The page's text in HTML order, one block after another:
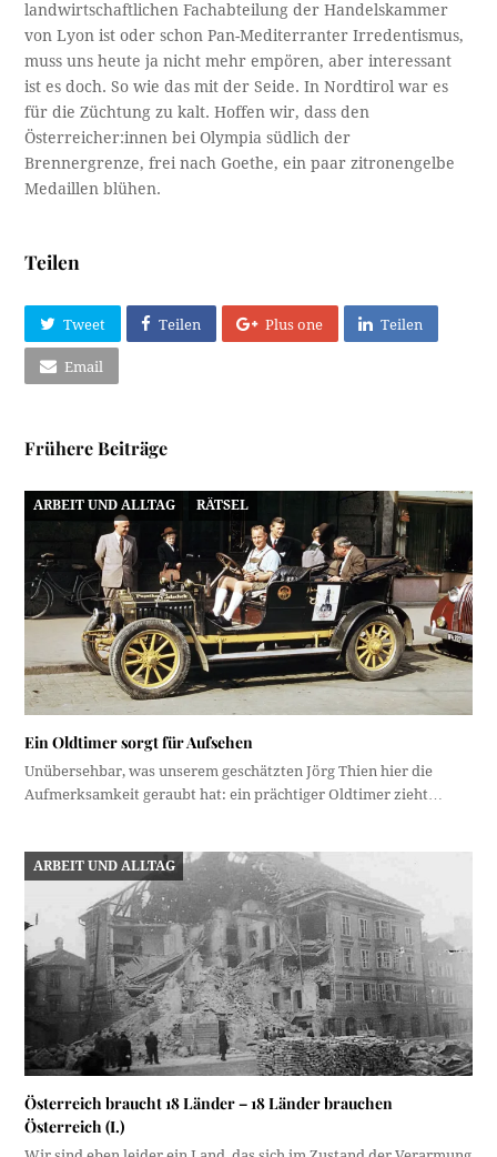
landwirtschaftlichen Fachabteilung der Handelskammer
von Lyon ist oder schon Pan-Mediterranter Irredentismus,
muss uns heute ja nicht mehr empören, aber interessant
ist es doch. So wie das mit der Seide. In Nordtirol war es
für die Züchtung zu kalt. Hoffen wir, dass den
Österreicher:innen bei Olympia südlich der
Brennergrenze, frei nach Goethe, ein paar zitronengelbe
Medaillen blühen.
Teilen
Tweet Teilen Plus one Teilen
Email
Frühere Beiträge
ARBEIT UND ALLTAG RÄTSEL
Ein Oldtimer sorgt für Aufsehen
Unübersehbar, was unserem geschätzten Jörg Thien hier die
Aufmerksamkeit geraubt hat: ein prächtiger Oldtimer zieht…
ARBEIT UND ALLTAG
Österreich braucht 18 Länder – 18 Länder brauchen
Österreich (I.)